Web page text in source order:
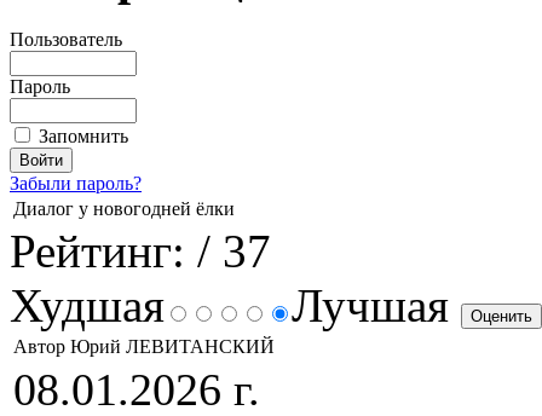
Пользователь
Пароль
Запомнить
Забыли пароль?
Диалог у новогодней ёлки
Рейтинг: / 37
Худшая
Лучшая
Автор Юрий ЛЕВИТАНСКИЙ
08.01.2026 г.